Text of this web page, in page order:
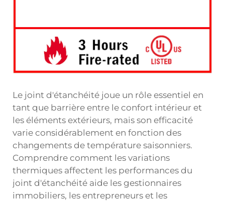
Le joint d'étanchéité joue un rôle essentiel en
tant que barrière entre le confort intérieur et
les éléments extérieurs, mais son efficacité
varie considérablement en fonction des
changements de température saisonniers.
Comprendre comment les variations
thermiques affectent les performances du
joint d'étanchéité aide les gestionnaires
immobiliers, les entrepreneurs et les